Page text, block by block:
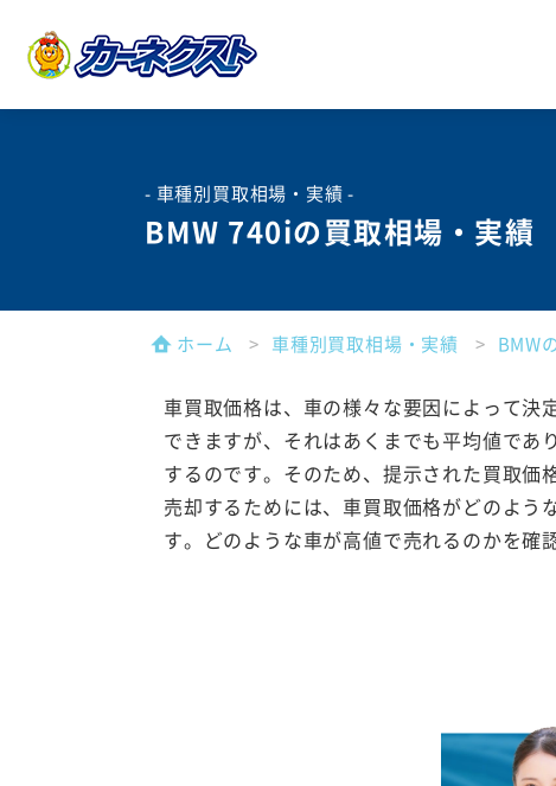
- 車種別買取相場・実績 -
BMW 740iの買取相場・実績
ホーム 車種別買取相場・実績 BMW
車買取価格は、車の様々な要因によって決
できますが、それはあくまでも平均値であ
するのです。そのため、提示された買取価
売却するためには、車買取価格がどのよう
す。どのような車が高値で売れるのかを確